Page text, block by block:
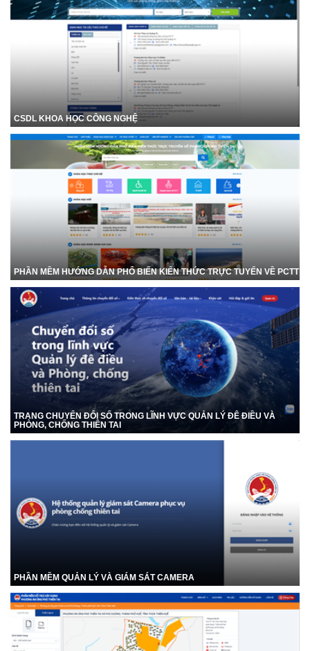
CSDL KHOA HỌC CÔNG NGHỆ
PHẦN MỀM HƯỚNG DẪN PHỔ BIẾN KIẾN THỨC TRỰC TUYẾN VỀ PCTT
TRANG CHUYỂN ĐỔI SỐ TRONG LĨNH VỰC QUẢN LÝ ĐÊ ĐIỀU VÀ
PHÒNG, CHỐNG THIÊN TAI
PHẦN MỀM QUẢN LÝ VÀ GIÁM SÁT CAMERA